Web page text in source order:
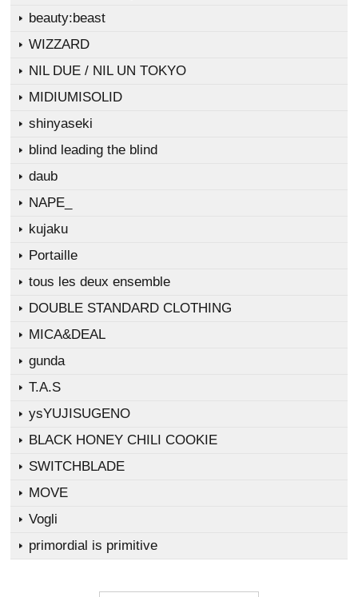
beauty:beast
WIZZARD
NIL DUE / NIL UN TOKYO
MIDIUMISOLID
shinyaseki
blind leading the blind
daub
NAPE_
kujaku
Portaille
tous les deux ensemble
DOUBLE STANDARD CLOTHING
MICA&DEAL
gunda
T.A.S
ysYUJISUGENO
BLACK HONEY CHILI COOKIE
SWITCHBLADE
MOVE
Vogli
primordial is primitive